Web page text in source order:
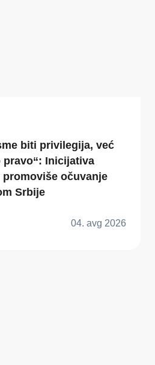
biti privilegija, već
Inicijativa
promoviše očuvanje
Srbije
04. avg 2026